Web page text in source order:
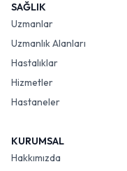
SAĞLIK
Uzmanlar
Uzmanlık Alanları
Hastalıklar
Hizmetler
Hastaneler
KURUMSAL
Hakkımızda